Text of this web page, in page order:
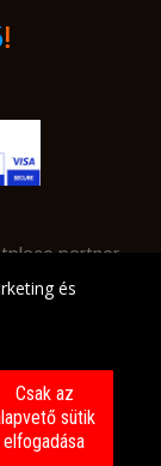
partner
és
Csak az
sütik
elfogadása